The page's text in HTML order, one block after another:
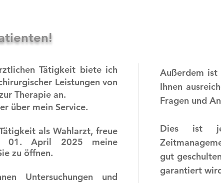
Tätigkeit biete ich
Leistungen von
Therapie an.
über mein Service.
als Wahlarzt, freue
01. April 2025 meine
zu öffnen.
Untersuchungen und
Außerdem ist
Ihnen
Fragen und
Dies ist
gut
garantiert